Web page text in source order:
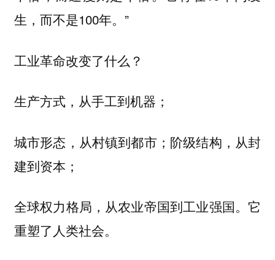
生，而不是100年。”
工业革命改变了什么？
生产方式，从手工到机器；
城市形态，从村镇到都市；阶级结构，从封
建到资本；
全球权力格局，从农业帝国到工业强国。它
重塑了人类社会。